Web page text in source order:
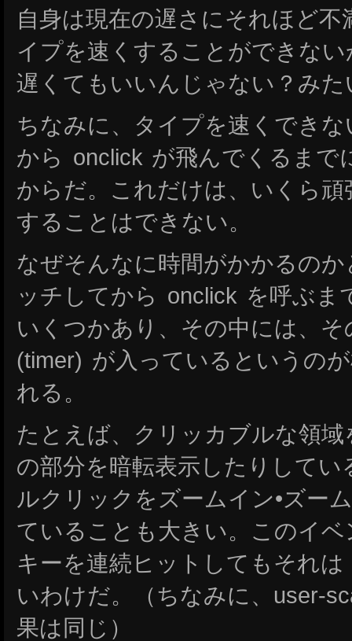
自身は現在の遅さにそれほど
イプを速くすることができな
遅くてもいいんじゃない？みた
ちなみに、タイプを速くでき
から onclick が飛んでくるまで
からだ。これだけは、いくら
することはできない。
なぜそんなに時間がかかるの
ッチしてから onclick を呼ぶま
いくつかあり、その中には、
(timer) が入っているというの
れる。
たとえば、クリッカブルな領
の部分を暗転表示したりして
ルクリックをズームイン•ズー
ていることも大きい。このイ
キーを連続ヒットしてもそれ
いわけだ。（ちなみに、user-
果は同じ）